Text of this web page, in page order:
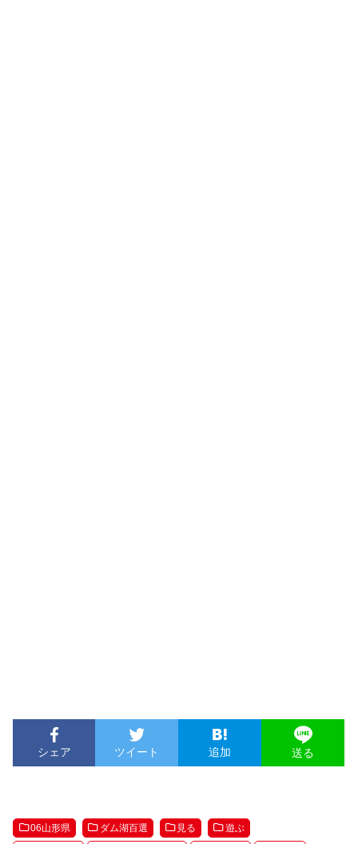
シェア ツイート 追加 送る
06山形県 ダム湖百選 見る 遊ぶ